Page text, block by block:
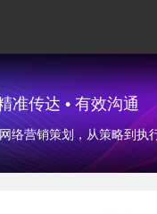
准传达 • 有效沟通
络营销策划，从策略到执